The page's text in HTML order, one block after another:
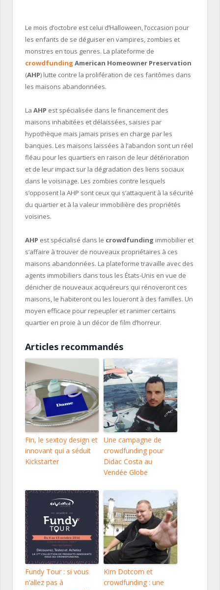
Le mois d’octobre est celui d’Halloween, l’occasion pour
les enfants de se déguiser en vampires, zombies et
monstres en tous genres. La plateforme de
crowdfunding American Homeowner Preservation
(AHP) lutte contre la prolifération de ces fantômes dans
les maisons abandonnées.
La AHP est spécialisée dans le financement des
maisons inhabitées et délaissées, saisies par
hypothèque mais jamais prises en charge par les
banques. Les maisons laissées à l’abandon sont un réel
fléau pour les quartiers en raison de leur détérioration
et de leur impact sur la dégradation des liens sociaux
dans le voisinage. Les zombies contre lesquels
s’opposent la AHP sont ceux qui s’attaquent à la sécurité
du quartier et à la valeur immobilière des propriétés
voisines.
AHP est spécialisé dans le crowdfunding immobilier et
s’affaire à trouver de nouveaux propriétaires à ces
maisons abandonnées. La plateforme travaille avec des
agents immobiliers dans tous les États-Unis en vue de
dénicher de nouveaux acquéreurs qui rénoveront ces
maisons, le habiteront ou les loueront à des familles. Un
moyen efficace pour repeupler et ranimer certains
quartier en proie à un décor de film d’horreur.
Articles recommandés
Fin, le sextoy design et
innovant qui a séduit
Kickstarter
Une campagne de
crowdfunding pour
Didac Costa au
Vendée Globe
Fundy Tour : si vous
n’allez pas à
Kim Dotcom et
crowdfunding : une